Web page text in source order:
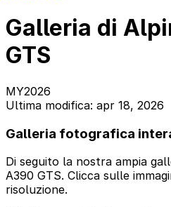
Galleria di
GTS
MY2026
Ultima modifica: apr 18, 2026
Galleria fotografica
Di seguito la nostra ampia
A390 GTS. Clicca sulle
risoluzione.